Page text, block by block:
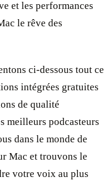
et les performances
le rêve des
ci-dessous tout ce
intégrées gratuites
de qualité
meilleurs podcasteurs
dans le monde de
Mac et trouvons le
votre voix au plus